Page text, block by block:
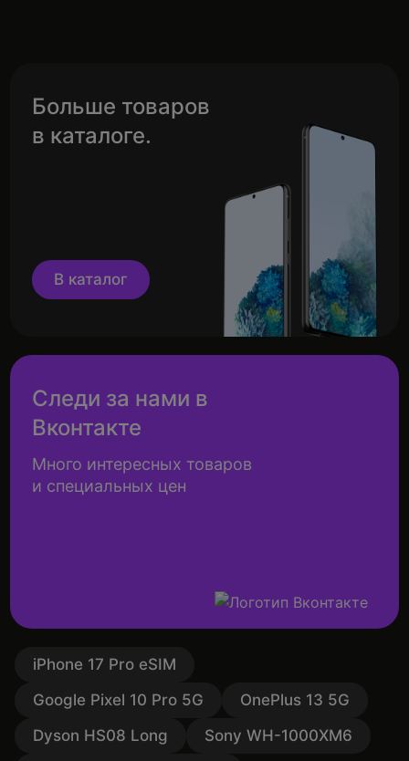
Больше товаров
в каталоге.
В каталог
Следи за нами в
Вконтакте
Много интересных товаров
и специальных цен
iPhone 17 Pro eSIM
Google Pixel 10 Pro 5G
OnePlus 13 5G
Dyson HS08 Long
Sony WH-1000XM6